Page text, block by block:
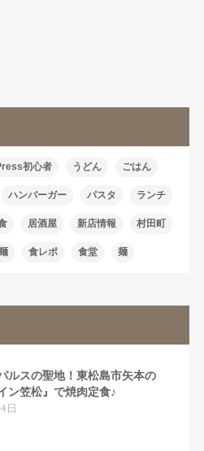
初心者 うどん ごはん
ハンバーガー パスタ ランチ
居酒屋 新店情報 村田町
食レポ 食堂 麺
ルスの聖地！東松島市矢本の
ン笠松』で焼肉定食♪
日